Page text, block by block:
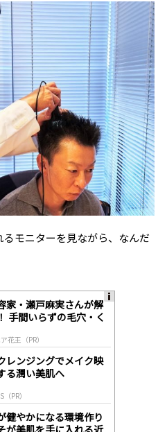
モニターを見ながら、なんだ
家・瀬戸麻実さんが解
手間いらずの毛穴・く
花王（PR）
レンジングでメイク映
る潤い美肌へ
（PR）
健やかになる環境作り